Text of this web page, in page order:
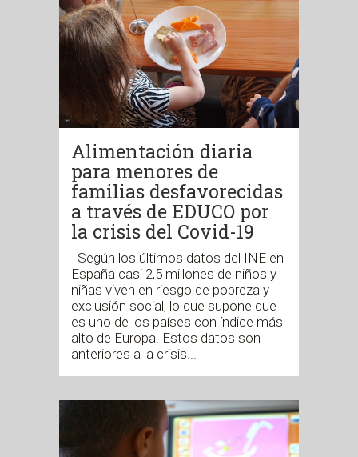
Alimentación diaria
para menores de
familias desfavorecidas
a través de EDUCO por
la crisis del Covid-19
Según los últimos datos del INE en
España casi 2,5 millones de niños y
niñas viven en riesgo de pobreza y
exclusión social, lo que supone que
es uno de los países con índice más
alto de Europa. Estos datos son
anteriores a la crisis...